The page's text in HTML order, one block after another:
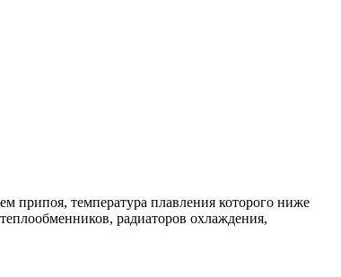
температура плавления которого ниже
радиаторов охлаждения,